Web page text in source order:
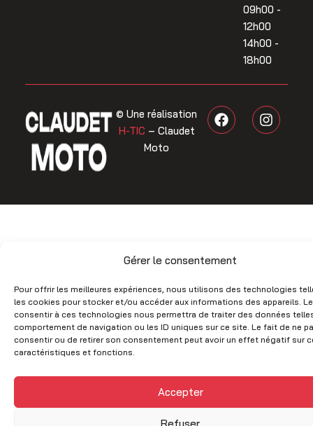
Gérer le consentement
Pour offrir les meilleures expériences, nous utilisons des technologies
les cookies pour stocker et/ou accéder aux informations des appareils.
consentir à ces technologies nous permettra de traiter des données
comportement de navigation ou les ID uniques sur ce site. Le fait de ne
consentir ou de retirer son consentement peut avoir un effet négatif sur
caractéristiques et fonctions.
Accepter
Refuser
09h00 -
12h00
14h00 -
18h00
© Une réalisation
H-TIC – Claudet
Moto
F
a
k
I
n
a